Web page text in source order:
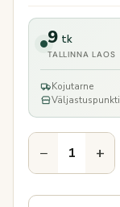
9 tk
TALLINNA LAOS
Kojutarne
Väljastuspunkti
− +